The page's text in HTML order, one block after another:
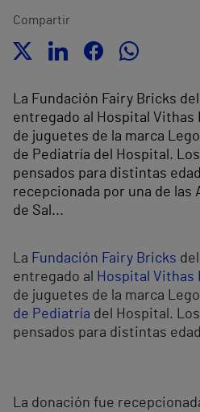
Compartir
La Fundación Fairy Bricks
entregado al Hospital Vithas
de juguetes de la marca
de Pediatría del Hospital.
pensados para distintas
recepcionada por una de las
de Sal...
La Fundación Fairy Bricks
entregado al
Hospital Vithas
de juguetes de la marca
de Pediatría del Hospital.
pensados para distintas
La donación fue